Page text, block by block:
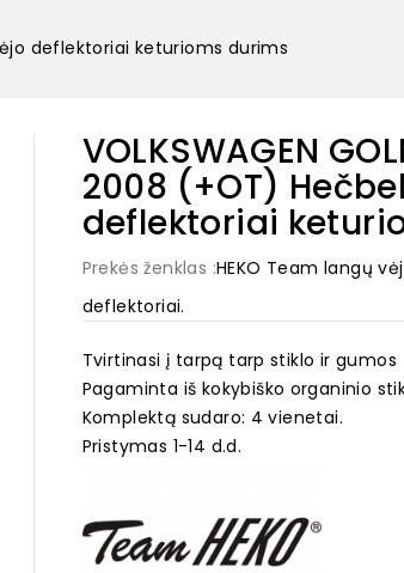
deflektoriai keturioms durims
VOLKSWAGEN
2008 (+OT)
deflektoriai
Prekės ženklas :HEKO Team langų
deflektoriai.
Tvirtinasi į tarpą tarp stiklo ir gumos
Pagaminta iš kokybiško organinio
Komplektą sudaro: 4 vienetai.
Pristymas 1-14 d.d.